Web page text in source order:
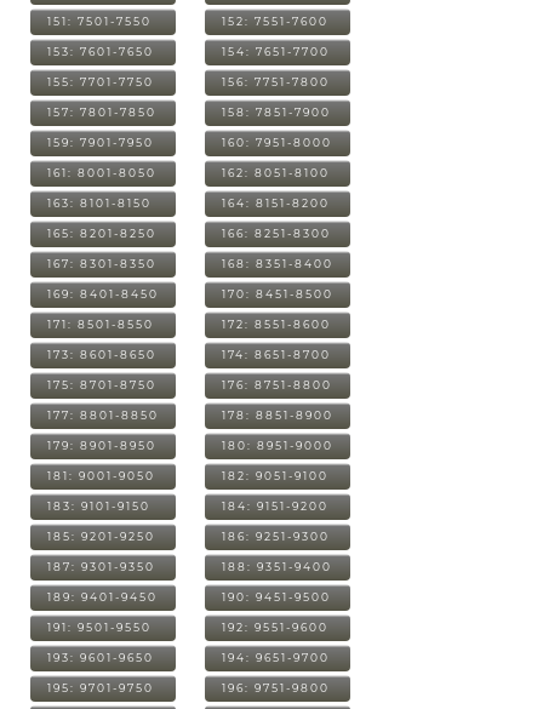
151: 7501-7550 152: 7551-7600
153: 7601-7650 154: 7651-7700
155: 7701-7750 156: 7751-7800
157: 7801-7850 158: 7851-7900
159: 7901-7950 160: 7951-8000
161: 8001-8050 162: 8051-8100
163: 8101-8150 164: 8151-8200
165: 8201-8250 166: 8251-8300
167: 8301-8350 168: 8351-8400
169: 8401-8450 170: 8451-8500
171: 8501-8550 172: 8551-8600
173: 8601-8650 174: 8651-8700
175: 8701-8750 176: 8751-8800
177: 8801-8850 178: 8851-8900
179: 8901-8950 180: 8951-9000
181: 9001-9050 182: 9051-9100
183: 9101-9150 184: 9151-9200
185: 9201-9250 186: 9251-9300
187: 9301-9350 188: 9351-9400
189: 9401-9450 190: 9451-9500
191: 9501-9550 192: 9551-9600
193: 9601-9650 194: 9651-9700
195: 9701-9750 196: 9751-9800